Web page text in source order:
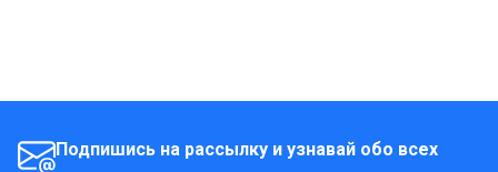
Подпишись на рассылку и узнавай обо всех